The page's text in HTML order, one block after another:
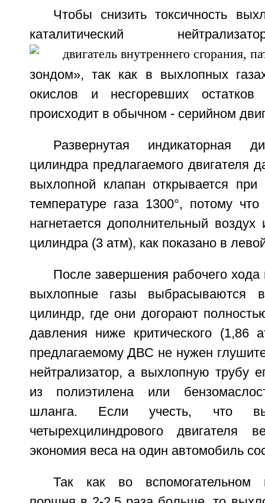
Чтобы снизить токсичность
каталитический
зондом», так как в выхлопных
окислов и несгоревших
происходит в обычном - серийном
Развернутая индикаторная
цилиндра предлагаемого двигателя
выхлопной клапан открывается
температуре газа 1300°, потому
нагнетается дополнительный воздух
цилиндра (3 атм), как показано в
После завершения рабочего
выхлопные газы выбрасываются
цилиндр, где они догорают
давления ниже критического (1,86
предлагаемому ДВС не нужен
нейтрализатор, а выхлопную трубу
из полиэтилена или
шланга. Если учесть, что
четырехцилиндрового двигателя
экономия веса на один автомобиль
Так как во вспомогательном